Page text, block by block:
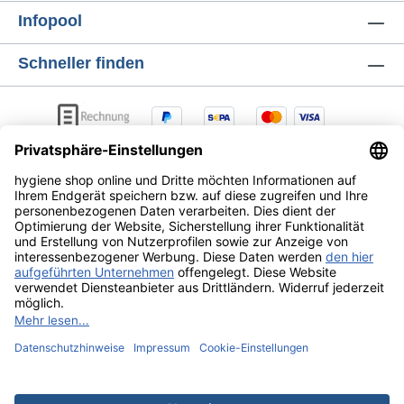
zuverlässige Wahl für moderne
Infopool
Schneller finden
AGB Lieferung & Versandkosten
Zahlungsarten
Versandkostenund ggf. Nachnahmegebühren, wenn nicht